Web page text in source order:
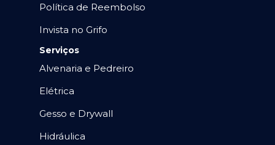
Política de Reembolso
Invista no Grifo
Serviços
Alvenaria e Pedreiro
Elétrica
Gesso e Drywall
Hidráulica